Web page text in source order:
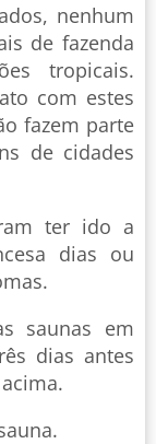
nenhum
de fazenda
tropicais.
com estes
fazem parte
de cidades
ter ido a
dias ou
saunas em
dias antes